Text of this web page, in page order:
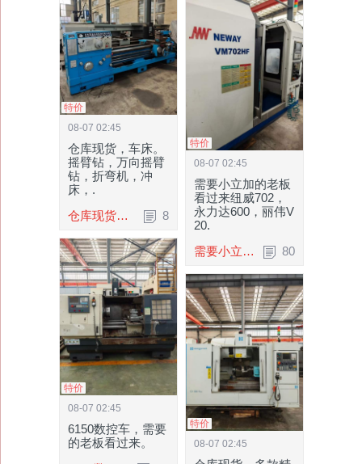
特价
08-07 02:45
仓库现货，车床。
摇臂钻，万向摇臂
钻，折弯机，冲
床，.
仓库现货，车床。摇臂钻，万向摇臂钻，折弯.
8
特价
08-07 02:45
需要小立加的老板
看过来纽威702，
永力达600，丽伟V
20.
需要小立加的老板看过来纽威702，永力达600.
80
特价
08-07 02:45
6150数控车，需要
的老板看过来。
特价
08-07 02:45